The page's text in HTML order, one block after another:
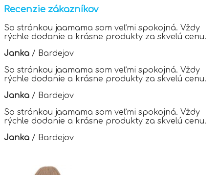
variants.
The
options
may
be
chosen
on
the
product
page
Recenzie zákazníkov
So stránkou jaamama som veľmi spokojná. Vždy
rýchle dodanie a krásne produkty za skvelú cenu.
Janka / Bardejov
So stránkou jaamama som veľmi spokojná. Vždy
rýchle dodanie a krásne produkty za skvelú cenu.
Janka / Bardejov
So stránkou jaamama som veľmi spokojná. Vždy
rýchle dodanie a krásne produkty za skvelú cenu.
Janka / Bardejov